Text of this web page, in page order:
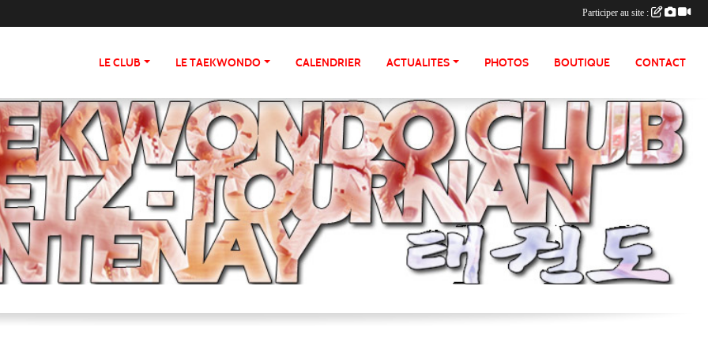
LE CLUB LE TAEKWONDO CALENDRIER ACTUALITES PHOTOS BOUTIQUE CONTACT
Participer au site :